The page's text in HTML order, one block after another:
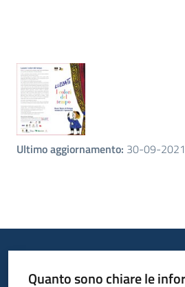
Introduzione
Ultimo aggiornamento: 30-09-
Quanto sono chiare le